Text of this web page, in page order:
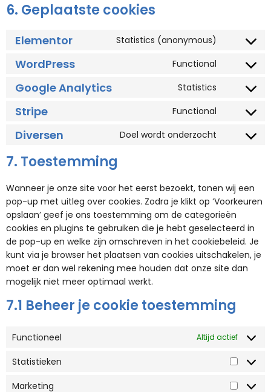
6. Geplaatste cookies
Elementor Statistics (anonymous)
WordPress Functional
Google Analytics Statistics
Stripe Functional
Diversen Doel wordt onderzocht
7. Toestemming
Wanneer je onze site voor het eerst bezoekt, tonen wij een
pop-up met uitleg over cookies. Zodra je klikt op ‘Voorkeuren
opslaan’ geef je ons toestemming om de categorieën
cookies en plugins te gebruiken die je hebt geselecteerd in
de pop-up en welke zijn omschreven in het cookiebeleid. Je
kunt via je browser het plaatsen van cookies uitschakelen, je
moet er dan wel rekening mee houden dat onze site dan
mogelijk niet meer optimaal werkt.
7.1 Beheer je cookie toestemming
Functioneel Altijd actief
Statistieken
Marketing